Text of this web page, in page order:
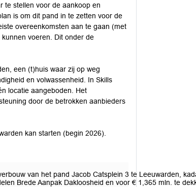
te stellen voor de aankoop en
is om dit pand in te zetten voor de
overeenkomsten aan te gaan (met
voeren. Dit onder de
een (t)huis waar zij op weg
en volwassenheid. In Skills
locatie aangeboden. Het
door de betrokken aanbieders
kan starten (begin 2026).
van het pand Jacob Catsplein 3 te Leeuwarden,
Brede Aanpak Dakloosheid en voor € 1,365 mln. te